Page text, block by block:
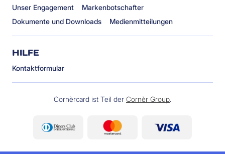
Unser Engagement
Markenbotschafter
Dokumente und Downloads
Medienmitteilungen
HILFE
Kontaktformular
Cornèrcard ist Teil der Cornèr Group.